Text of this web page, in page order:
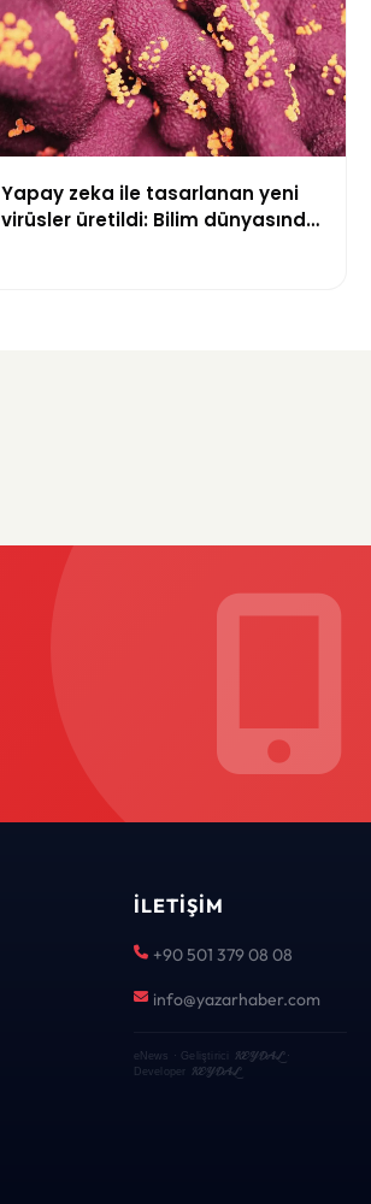
Yapay zeka ile tasarlanan yeni
virüsler üretildi: Bilim dünyasında
İLETIŞIM
+90 501 379 08 08
info@yazarhaber.com
eNews · Geliştirici KEYDAL·
Developer KEYDAL